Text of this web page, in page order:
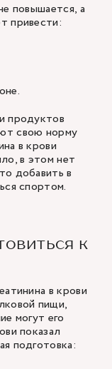
повышается, а
привести:
продуктов
свою норму
в крови
в этом нет
добавить в
спортом.
к
в крови
пищи,
могут его
показал
подготовка: